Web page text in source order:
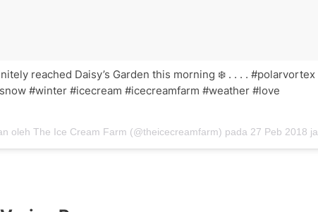
reached Daisy’s Garden this morning ❄️ . . . . #polarvortex
#winter #icecream #icecreamfarm #weather #love
oleh The Ice Cream Farm (@theicecreamfarm) pada 27 Peb 2018 jam 12:25 PST